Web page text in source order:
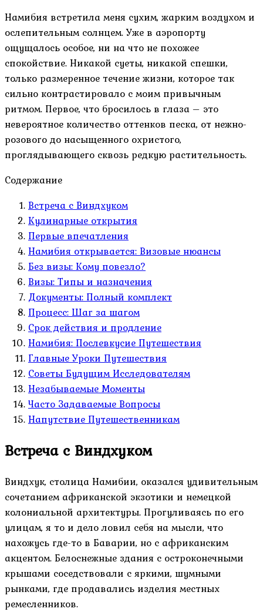
Намибия встретила меня сухим, жарким воздухом и
ослепительным солнцем. Уже в аэропорту
ощущалось особое, ни на что не похожее
спокойствие. Никакой суеты, никакой спешки,
только размеренное течение жизни, которое так
сильно контрастировало с моим привычным
ритмом. Первое, что бросилось в глаза – это
невероятное количество оттенков песка, от нежно-
розового до насыщенного охристого,
проглядывающего сквозь редкую растительность.
Содержание
Встреча с Виндхуком
Кулинарные открытия
Первые впечатления
Намибия открывается: Визовые нюансы
Без визы: Кому повезло?
Визы: Типы и назначения
Документы: Полный комплект
Процесс: Шаг за шагом
Срок действия и продление
Намибия: Послевкусие Путешествия
Главные Уроки Путешествия
Советы Будущим Исследователям
Незабываемые Моменты
Часто Задаваемые Вопросы
Напутствие Путешественникам
Встреча с Виндхуком
Виндхук, столица Намибии, оказался удивительным
сочетанием африканской экзотики и немецкой
колониальной архитектуры. Прогуливаясь по его
улицам, я то и дело ловил себя на мысли, что
нахожусь где-то в Баварии, но с африканским
акцентом. Белоснежные здания с остроконечными
крышами соседствовали с яркими, шумными
рынками, где продавались изделия местных
ремесленников.